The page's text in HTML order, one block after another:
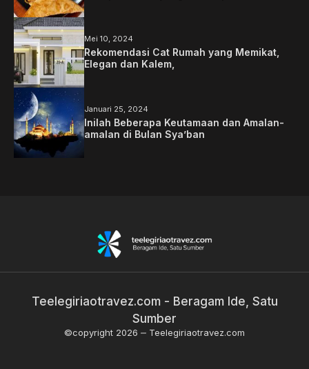
Mei 10, 2024
Rekomendasi Cat Rumah yang Memikat,
Elegan dan Kalem,
Januari 25, 2024
Inilah Beberapa Keutamaan dan Amalan-
amalan di Bulan Sya’ban
Teelegiriaotravez.com - Beragam Ide, Satu
Sumber
©copyright 2026 Teelegiriaotravez.com